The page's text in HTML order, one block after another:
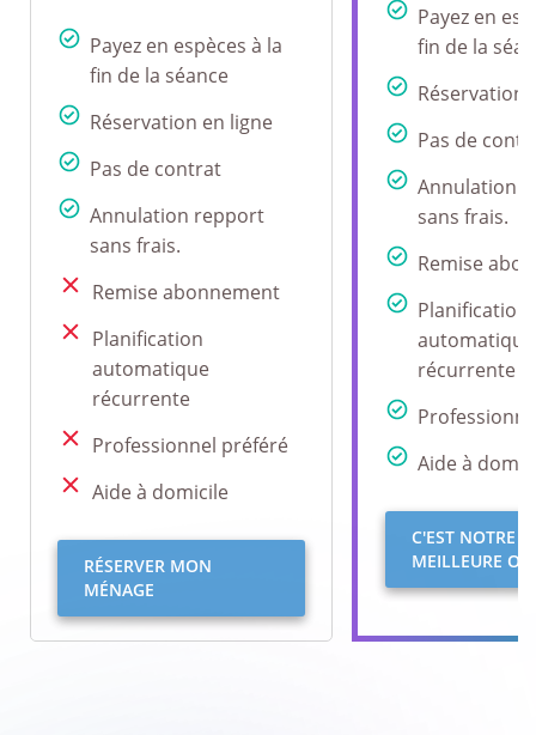
Payez en
fin de la
Réservation
Pas de
Annulation
sans frais.
Remise
Planification
automatique
récurrente
Aide à
C'EST NOTRE
MEILLEURE
Payez en espèces à la
fin de la séance
Réservation en ligne
Pas de contrat
Annulation repport
sans frais.
Remise abonnement
Planification
automatique
récurrente
Professionnel préféré
Aide à domicile
RÉSERVER MON
MÉNAGE